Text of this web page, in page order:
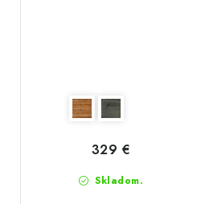
Skladom.
329 €